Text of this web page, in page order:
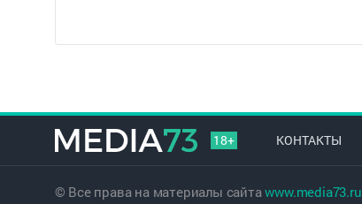
18+ КОНТАКТЫ
© Все права на материалы сайтаwww.media73.ru